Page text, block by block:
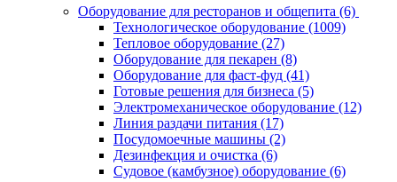
Оборудование для ресторанов и общепита (6)
Технологическое оборудование (1009)
Тепловое оборудование (27)
Оборудование для пекарен (8)
Оборудование для фаст-фуд (41)
Готовые решения для бизнеса (5)
Электромеханическое оборудование (12)
Линия раздачи питания (17)
Посудомоечные машины (2)
Дезинфекция и очистка (6)
Судовое (камбузное) оборудование (6)